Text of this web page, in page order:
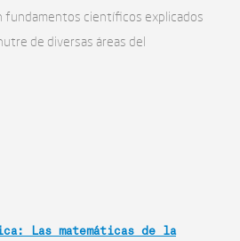
fundamentos científicos explicados
de diversas áreas del
Las matemáticas de la